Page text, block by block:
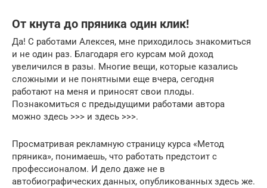
От кнута до пряника один клик!
Да! С работами Алексея, мне приходилось знакомиться
и не один раз. Благодаря его курсам мой доход
увеличился в разы. Многие вещи, которые казались
сложными и не понятными еще вчера, сегодня
работают на меня и приносят свои плоды.
Познакомиться с предыдущими работами автора
можно здесь >>> и здесь >>>.
Просматривая рекламную страницу курса «Метод
пряника», понимаешь, что работать предстоит с
профессионалом. И дело даже не в
автобиографических данных, опубликованных здесь же.